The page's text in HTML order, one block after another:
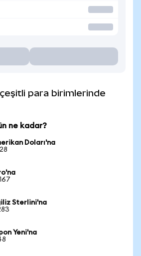
para birimlerinde
ne kadar?
Doları'na
Sterlini'na
Yeni'na